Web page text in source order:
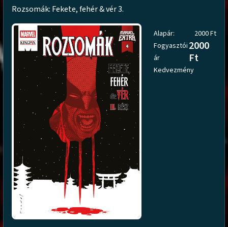
Rozsomák: Fekete, fehér & vér 3.
Alapár:
2000 Ft
Fogyasztói
ár
2000
Ft
Kedvezmény